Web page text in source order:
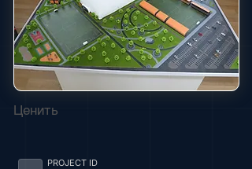
Ценить
PROJECT ID